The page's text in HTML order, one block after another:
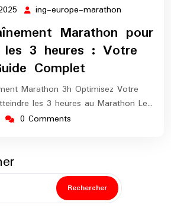
28
2025
ing-europe-marathon
marathon
Marathon pour
3 heures : Votre
Complet
Marathon 3h Optimisez Votre
les 3 heures au Marathon Le…
0 Comments
Rechercher